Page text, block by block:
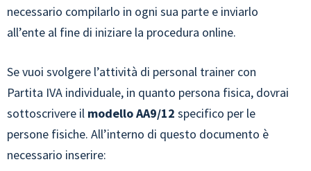
necessario compilarlo in ogni sua parte e inviarlo
all’ente al fine di iniziare la procedura online.
Se vuoi svolgere l’attività di personal trainer con
Partita IVA individuale, in quanto persona fisica, dovrai
sottoscrivere il modello AA9/12 specifico per le
persone fisiche. All’interno di questo documento è
necessario inserire: